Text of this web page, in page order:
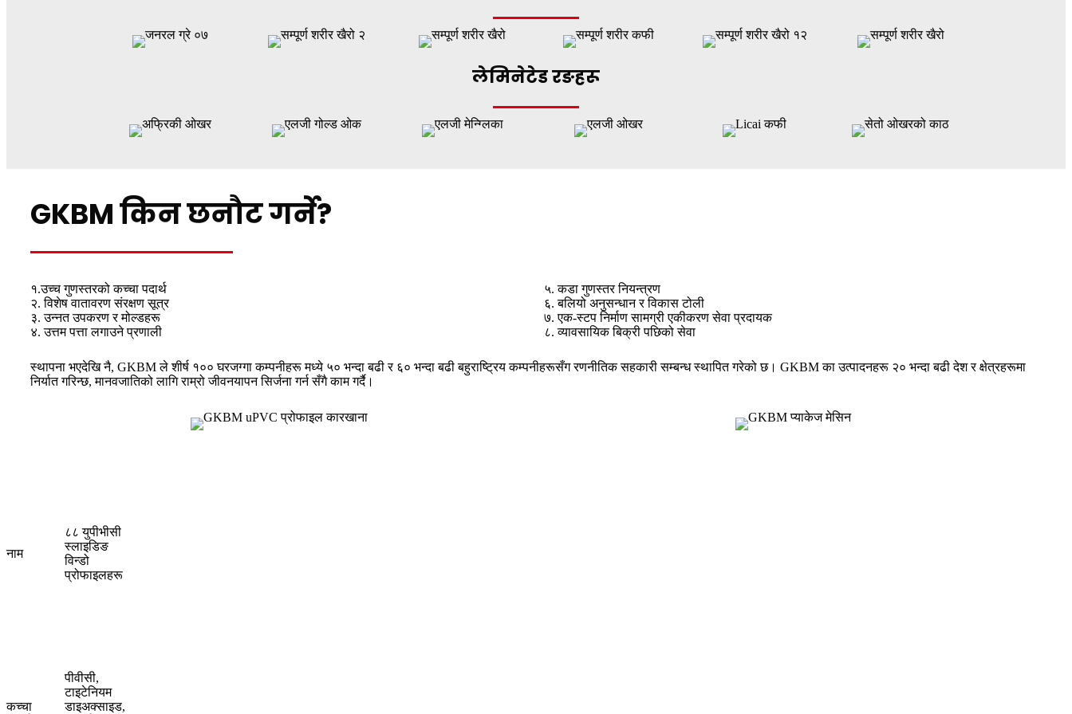
लेमिनेटेड रङहरू
GKBM किन छनौट गर्ने?
१.उच्च गुणस्तरको कच्चा पदार्थ
२. विशेष वातावरण संरक्षण सूत्र
३. उन्नत उपकरण र मोल्डहरू
४. उत्तम पत्ता लगाउने प्रणाली
५. कडा गुणस्तर नियन्त्रण
६. बलियो अनुसन्धान र विकास टोली
७. एक-स्टप निर्माण सामग्री एकीकरण सेवा प्रदायक
८. व्यावसायिक बिक्री पछिको सेवा
स्थापना भएदेखि नै, GKBM ले शीर्ष १०० घरजग्गा कम्पनीहरू मध्ये ५० भन्दा बढी र ६० भन्दा बढी बहुराष्ट्रिय कम्पनीहरूसँग रणनीतिक सहकारी सम्बन्ध स्थापित गरेको छ। GKBM का उत्पादनहरू २० भन्दा बढी देश र क्षेत्रहरूमा
निर्यात गरिन्छ, मानवजातिको लागि राम्रो जीवनयापन सिर्जना गर्न सँगै काम गर्दै।
नाम
८८ युपीभीसी
स्लाइडिङ
विन्डो
प्रोफाइलहरू
कच्चा
पीवीसी,
टाइटेनियम
डाइअक्साइड,